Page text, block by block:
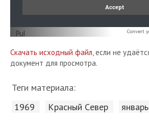
Convert
Скачать исходный файл, если не
документ для просмотра.
Теги материала:
1969 Красный Cевер январь